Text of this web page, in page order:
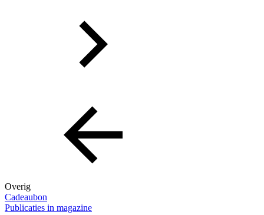
Overig
Cadeaubon
Publicaties in magazine